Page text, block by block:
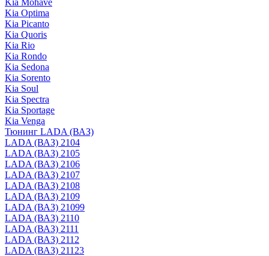
Kia Mohave
Kia Optima
Kia Picanto
Kia Quoris
Kia Rio
Kia Rondo
Kia Sedona
Kia Sorento
Kia Soul
Kia Spectra
Kia Sportage
Kia Venga
Тюнинг LADA (ВАЗ)
LADA (ВАЗ) 2104
LADA (ВАЗ) 2105
LADA (ВАЗ) 2106
LADA (ВАЗ) 2107
LADA (ВАЗ) 2108
LADA (ВАЗ) 2109
LADA (ВАЗ) 21099
LADA (ВАЗ) 2110
LADA (ВАЗ) 2111
LADA (ВАЗ) 2112
LADA (ВАЗ) 21123